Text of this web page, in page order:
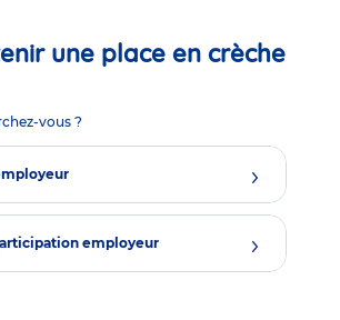
une place en crèche
vous ?
employeur